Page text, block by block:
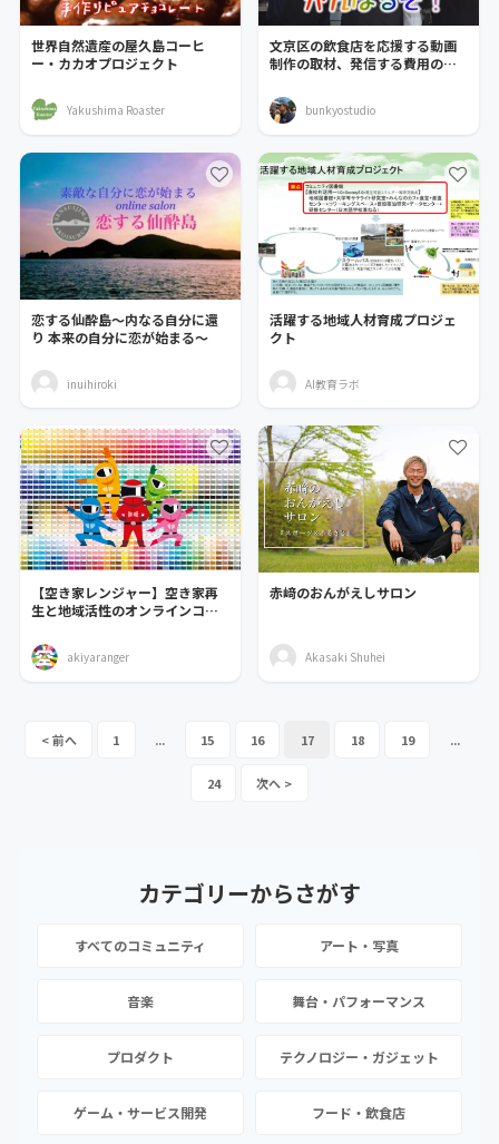
世界自然遺産の屋久島コーヒ
ー・カカオプロジェクト
Yakushima Roaster
文京区の飲食店を応援する動画
制作の取材、発信する費用のご
bunkyostudio
恋する仙酔島～内なる自分に還
り 本来の自分に恋が始まる～
inuihiroki
活躍する地域人材育成プロジェ
クト
AI教育ラボ
【空き家レンジャー】空き家再
生と地域活性のオンラインコミ
akiyaranger
赤﨑のおんがえしサロン
Akasaki Shuhei
1 ... 15 16 17 18 19 ...
24
カテゴリーからさがす
すべてのコミュニティ アート・写真
音楽 舞台・パフォーマンス
プロダクト テクノロジー・ガジェット
ゲーム・サービス開発 フード・飲食店